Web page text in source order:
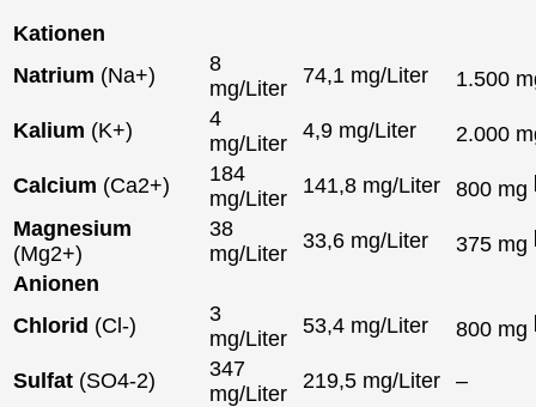
Kationen
Natrium (Na+)
8
mg/Liter
74,1 mg/Liter 1.500
Kalium (K+)
4
mg/Liter
4,9 mg/Liter 2.000
Calcium (Ca2+)
184
mg/Liter
141,8 mg/Liter 800 mg
Magnesium
(Mg2+)
38
mg/Liter
33,6 mg/Liter 375 mg
Anionen
Chlorid (Cl-)
3
mg/Liter
53,4 mg/Liter 800 mg
Sulfat (SO4-2)
347
mg/Liter
219,5 mg/Liter
–